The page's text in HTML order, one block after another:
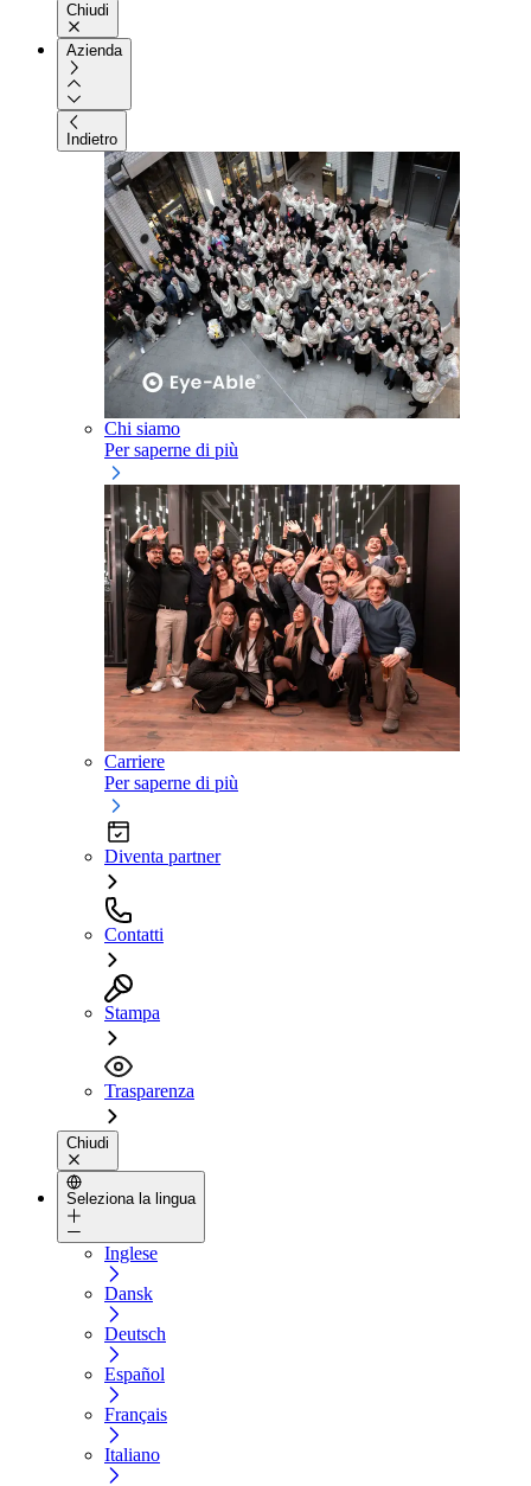
Chiudi
Azienda
Indietro
Chi siamo
Per saperne di più
Carriere
Per saperne di più
Diventa partner
Contatti
Stampa
Trasparenza
Chiudi
Seleziona la lingua
Inglese
Dansk
Deutsch
Español
Français
Italiano